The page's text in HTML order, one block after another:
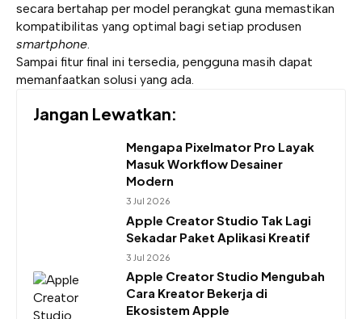
secara bertahap per model perangkat guna memastikan
kompatibilitas yang optimal bagi setiap produsen
smartphone.
Sampai fitur final ini tersedia, pengguna masih dapat
memanfaatkan solusi yang ada.
Jangan Lewatkan:
Mengapa Pixelmator Pro Layak
Masuk Workflow Desainer
Modern
3 Jul 2026
Apple Creator Studio Tak Lagi
Sekadar Paket Aplikasi Kreatif
3 Jul 2026
Apple Creator Studio Mengubah
Cara Kreator Bekerja di
Ekosistem Apple